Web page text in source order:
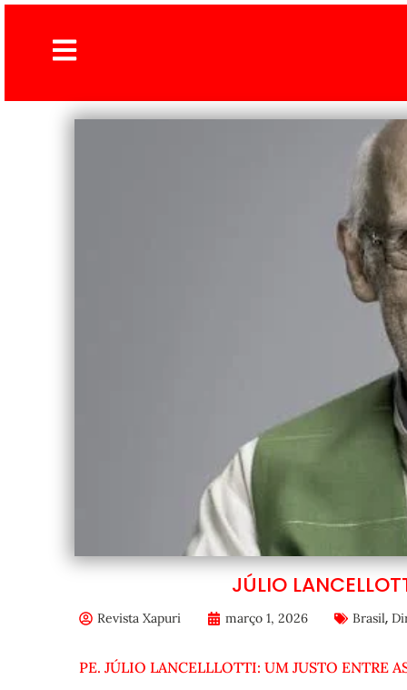
JÚLIO
Revista Xapuri março 1, 2026 Brasil,
PE. JÚLIO LANCELLLOTTI: UM JUSTO ENTRE